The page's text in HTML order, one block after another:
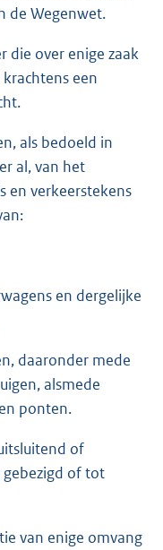
de Wegenwet.
die over enige zaak
een
als bedoeld in
al, van het
en verkeerstekens
en dergelijke
daaronder mede
alsmede
ponten.
of
of tot
van enige omvang